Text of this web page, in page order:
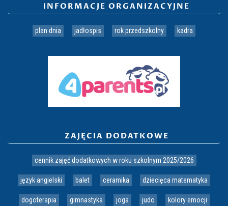
INFORMACJE ORGANIZACYJNE
plan dnia jadłospis rok przedszkolny kadra
ZAJĘCIA DODATKOWE
cennik zajęć dodatkowych w roku szkolnym 2025/2026
język angielski balet ceramika dziecięca matematyka
dogoterapia gimnastyka joga judo kolory emocji